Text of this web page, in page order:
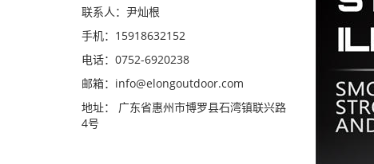
联系人：尹灿根
手机：15918632152
电话：0752-6920238
邮箱： info@elongoutdoor.com
地址： 广东省惠州市博罗县石湾镇联兴路
4号